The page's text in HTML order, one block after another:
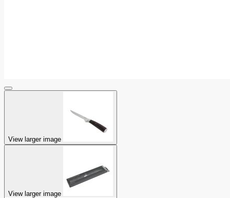
View larger image
View larger image